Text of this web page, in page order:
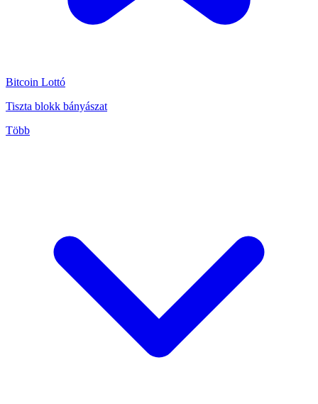
Bitcoin Lottó
Tiszta blokk bányászat
Több